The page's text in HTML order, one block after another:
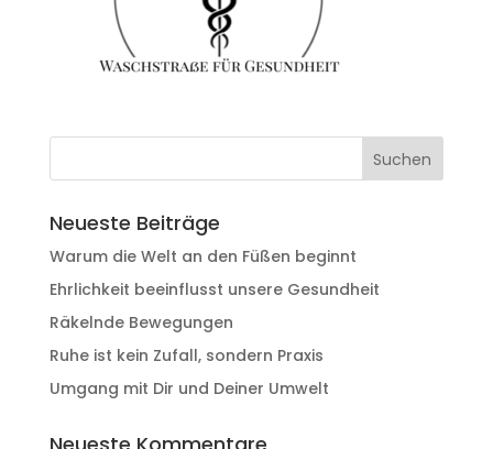
Neueste Beiträge
Warum die Welt an den Füßen beginnt
Ehrlichkeit beeinflusst unsere Gesundheit
Räkelnde Bewegungen
Ruhe ist kein Zufall, sondern Praxis
Umgang mit Dir und Deiner Umwelt